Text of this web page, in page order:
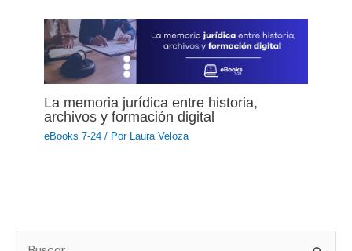
La memoria jurídica entre historia,
archivos y formación digital
eBooks 7-24 / Por Laura Veloza